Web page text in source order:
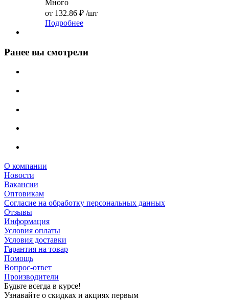
Много
от 132.86 ₽ /шт
Подробнее
Ранее вы смотрели
О компании
Новости
Вакансии
Оптовикам
Cогласие на обработку персональных данных
Отзывы
Информация
Условия оплаты
Условия доставки
Гарантия на товар
Помощь
Вопрос-ответ
Производители
Будьте всегда в курсе!
Узнавайте о скидках и акциях первым